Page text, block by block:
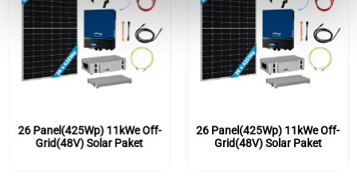
26 Panel(425Wp) 11kWe Off-
Grid(48V) Solar Paket
26 Panel(425Wp) 11kWe Off-
Grid(48V) Solar Paket